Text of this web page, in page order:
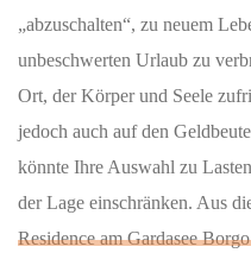
„abzuschalten“, zu neuem
unbeschwerten Urlaub zu
Ort, der Körper und Seele
jedoch auch auf den
könnte Ihre Auswahl zu
der Lage einschränken. Aus
Residence am Gardasee